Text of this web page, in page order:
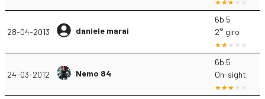
28-04-2013 daniele marai
6b.5
2° giro
24-03-2012 Nemo 84
6b.5
On-sight